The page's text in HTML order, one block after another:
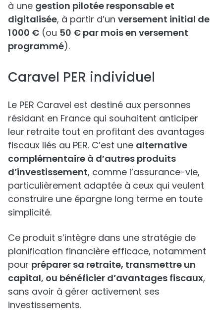
à une gestion pilotée responsable et
digitalisée, à partir d’un versement initial de
1 000 € (ou 50 € par mois en versement
programmé).
Caravel PER individuel
Le PER Caravel est destiné aux personnes
résidant en France qui souhaitent anticiper
leur retraite tout en profitant des avantages
fiscaux liés au PER. C’est une alternative
complémentaire à d’autres produits
d’investissement, comme l’assurance-vie,
particulièrement adaptée à ceux qui veulent
construire une épargne long terme en toute
simplicité.
Ce produit s’intègre dans une stratégie de
planification financière efficace, notamment
pour préparer sa retraite, transmettre un
capital, ou bénéficier d’avantages fiscaux,
sans avoir à gérer activement ses
investissements.